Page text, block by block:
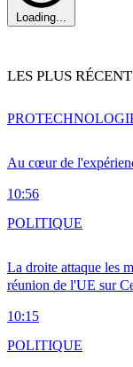
Loading...
LES PLUS
Au cœur de
10:56
PRO
La droite attaque les
réunion de l'UE sur
10:15
POLITIQUE
POLITIQUE